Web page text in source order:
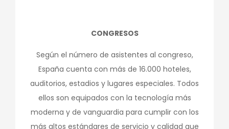
CONGRESOS
Según el número de asistentes al congreso,
España cuenta con más de 16.000 hoteles,
auditorios, estadios y lugares especiales. Todos
ellos son equipados con la tecnología más
moderna y de vanguardia para cumplir con los
más altos estándares de servicio y calidad que